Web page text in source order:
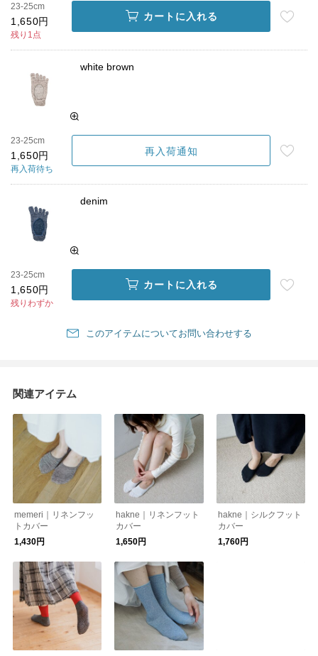
23-25cm
1,650円
残り1点
カートに入れる
white brown
23-25cm
1,650円
再入荷待ち
再入荷通知
denim
23-25cm
1,650円
残りわずか
カートに入れる
このアイテムについてお問い合わせする
関連アイテム
memeri｜リネンフッ
トカバー
1,430円
hakne｜リネンフット
カバー
1,650円
hakne｜シルクフット
カバー
1,760円